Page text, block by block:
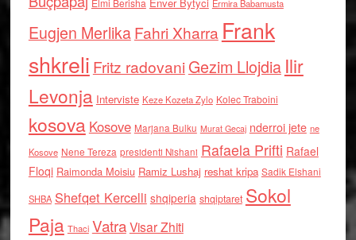
Ermira Babamusta
Eugjen MerlikaFahri Xharra Frank
shkreli Fritz radovaniGezim Llojdia Ilir
Levonja Interviste Keze Kozeta Zylo Kolec Traboini
kosova Kosove Marjana Bulku Murat Gecaj nderroi jete ne
Kosove Nene Tereza presidenti Nishani Rafaela Prifti Rafael
Floqi Raimonda Moisiu Ramiz Lushaj reshat kripa Sadik Elshani
SHBA Shefqet Kercelli shqiperia shqiptaret Sokol
Paja Thaci VatraVisar Zhiti